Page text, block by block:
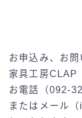
お申込み、お問
家具工房
お電話（092-
またはメール